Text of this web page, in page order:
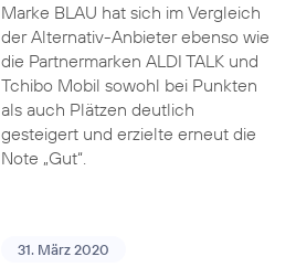
Marke BLAU hat sich im Vergleich
der Alternativ-Anbieter ebenso wie
die Partnermarken ALDI TALK und
Tchibo Mobil sowohl bei Punkten
als auch Plätzen deutlich
gesteigert und erzielte erneut die
Note „Gut“.
31. März 2020